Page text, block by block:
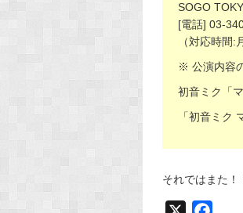
SOGO
[電話] 03-
（対応時間
※ 公演内容
初音ミク「
「初音ミク
それではまた